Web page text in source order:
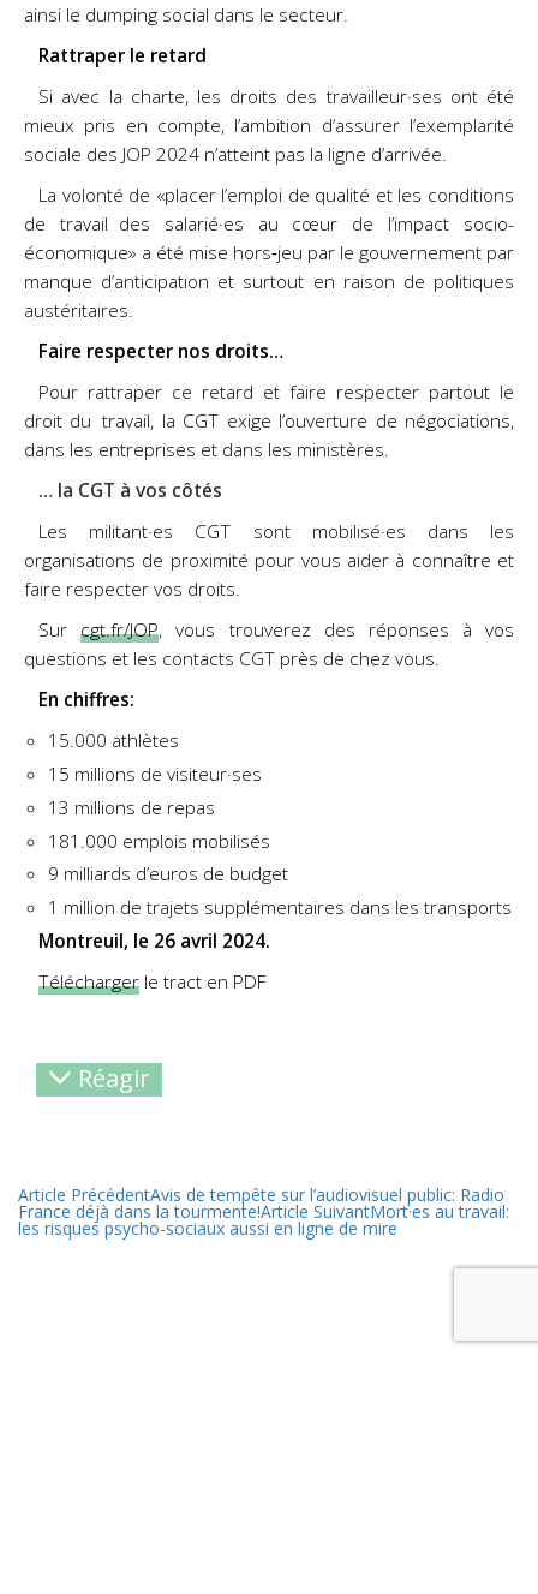
ainsi le dumping social dans le secteur.
Rattraper le retard
Si avec la charte, les droits des travailleur·ses ont été
mieux pris en compte, l’ambition d’assurer l’exemplarité
sociale des JOP 2024 n’atteint pas la ligne d’arrivée.
La volonté de «placer l’emploi de qualité et les conditions
de travail des salarié·es au cœur de l’impact socio-
économique» a été mise hors‐jeu par le gouvernement par
manque d’anticipation et surtout en raison de politiques
austéritaires.
Faire respecter nos droits…
Pour rattraper ce retard et faire respecter partout le
droit du travail, la CGT exige l’ouverture de négociations,
dans les entreprises et dans les ministères.
… la CGT à vos côtés
Les militant·es CGT sont mobilisé·es dans les
organisations de proximité pour vous aider à connaître et
faire respecter vos droits.
Surcgt.fr/JOP, vous trouverez des réponses à vos
questions et les contacts CGT près de chez vous.
En chiffres:
15.000 athlètes
15 millions de visiteur·ses
13 millions de repas
181.000 emplois mobilisés
9 milliards d’euros de budget
1 million de trajets supplémentaires dans les transports
Montreuil, le 26 avril 2024.
Télécharger le tract en PDF
Réagir
Article PrécédentAvis de tempête sur l’audiovisuel public: Radio
France déjà dans la tourmente!Article SuivantMort·es au travail:
les risques psycho-sociaux aussi en ligne de mire